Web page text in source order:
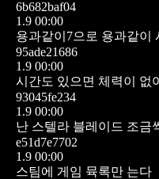
6b682baf04
1.9 00:00
용과같이7으로 용과같이
95ade21686
1.9 00:00
시간도 있으면 체력이 없
93045fe234
1.9 00:00
난 스텔라 블레이드 조금
e51d7e7702
1.9 00:00
스팀에 게임 뮥록만 는다